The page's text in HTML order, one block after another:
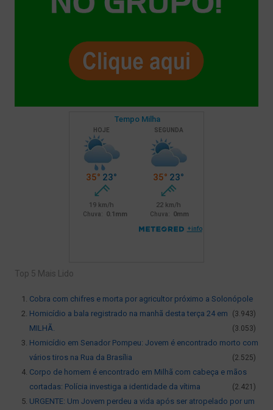
Top 5 Mais Lido
Cobra com chifres e morta por agricultor próximo a Solonópole
(3.943)
Homicídio a bala registrado na manhã desta terça 24 em
MILHÃ.
(3.053)
Homicídio em Senador Pompeu: Jovem é encontrado morto com
vários tiros na Rua da Brasília
(2.525)
Corpo de homem é encontrado em Milhã com cabeça e mãos
cortadas: Polícia investiga a identidade da vítima
(2.421)
URGENTE: Um Jovem perdeu a vida após ser atropelado por um